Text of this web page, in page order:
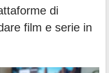
di
film e serie in